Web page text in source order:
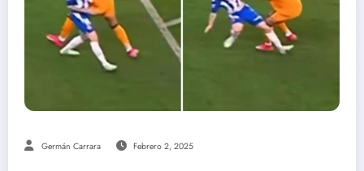
Germán Carrara Febrero 2, 2025